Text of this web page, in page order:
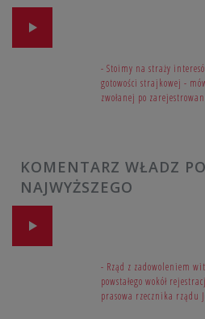
- Stoimy na straży
gotowości strajkowej -
zwołanej po
KOMENTARZ WŁADZ
NAJWYŻSZEGO
- Rząd z zadowoleniem
powstałego wokół
prasowa rzecznika rządu